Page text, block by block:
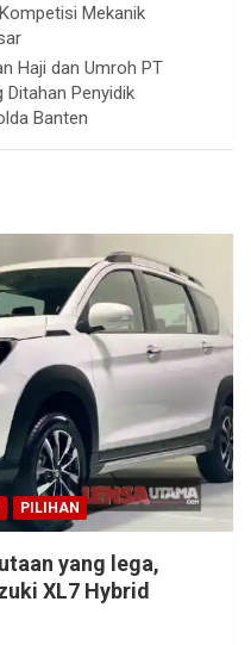
Mekanik
Haji dan Umroh PT
Ditahan Penyidik
Banten
PILIHAN
yang lega,
XL7 Hybrid